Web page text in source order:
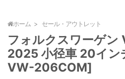
ホーム セール・アウトレット
フォルクスワーゲ
2025 小径車 20イン
VW-206COM]